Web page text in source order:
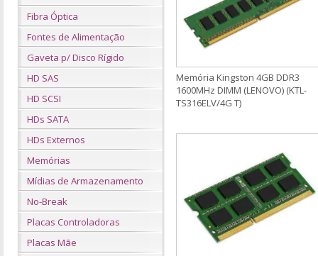
Fibra Óptica
Fontes de Alimentação
Gaveta p/ Disco Rígido
HD SAS
HD SCSI
HDs SATA
HDs Externos
Memórias
Mídias de Armazenamento
No-Break
Placas Controladoras
Placas Mãe
Memória Kingston 4GB DDR3
1600MHz DIMM (LENOVO) (KTL-
TS316ELV/4G T)